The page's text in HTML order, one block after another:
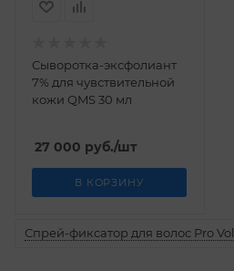
Сыворотка-эксфолиант
7% для чувствительной
кожи QMS 30 мл
27 000 руб./шт
В КОРЗИНУ
Спрей-фиксатор для волос Pro